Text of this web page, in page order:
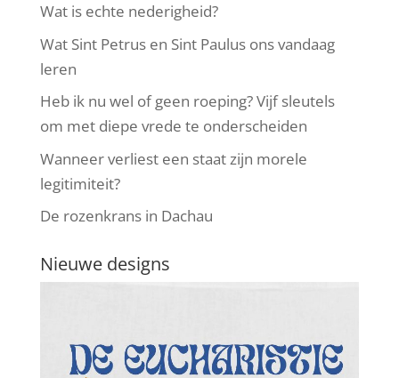
Wat is echte nederigheid?
Wat Sint Petrus en Sint Paulus ons vandaag
leren
Heb ik nu wel of geen roeping? Vijf sleutels
om met diepe vrede te onderscheiden
Wanneer verliest een staat zijn morele
legitimiteit?
De rozenkrans in Dachau
Nieuwe designs